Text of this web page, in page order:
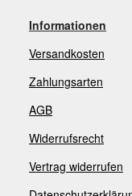
Informationen
Versandkosten
Zahlungsarten
AGB
Widerrufsrecht
Vertrag widerrufen